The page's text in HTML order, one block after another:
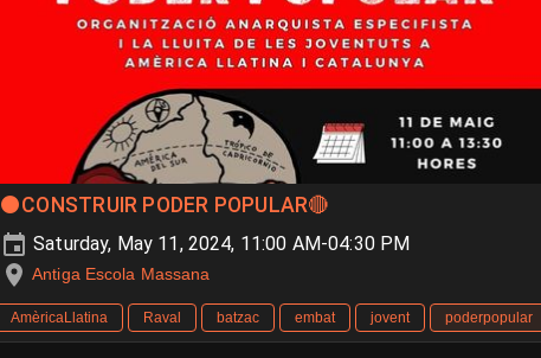
⚫CONSTRUIR PODER POPULAR🔴
Saturday, May 11, 2024, 11:00 AM-04:30 PM
Antiga Escola Massana
AmèricaLlatina Raval batzac embat jovent poderpopular